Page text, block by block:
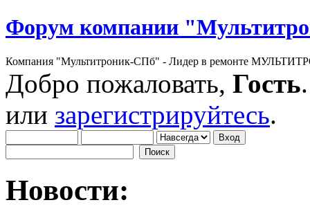
Форум компании
Компания "Мультитроник-СПб" - Лидер в ремонте
Добро пожаловать, Гость
или зарегистрируйтесь.
Новости: